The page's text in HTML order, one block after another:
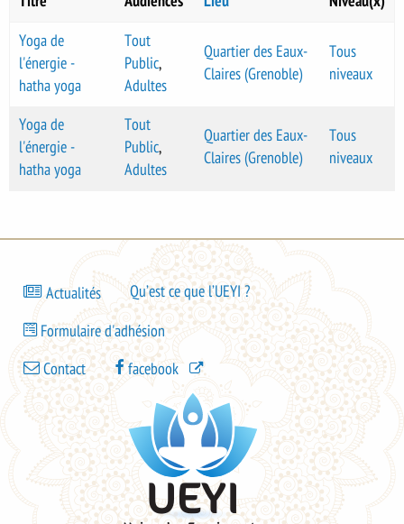
Yoga de
l'énergie -
hatha yoga
Tout
Public,
Adultes
Quartier des Eaux-
Claires (Grenoble)
Tous
niveaux
Yoga de
l'énergie -
hatha yoga
Tout
Public,
Adultes
Quartier des Eaux-
Claires (Grenoble)
Tous
niveaux
Bas
page
-
menu
Actualités Qu’est ce que l’UEYI ?
Bas
de
page
-
menu
2
Formulaire d'adhésion
Bas
de
page
-
menu
3
Contact facebook
UEYI